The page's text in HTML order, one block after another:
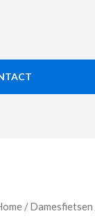
/Damesfietsen